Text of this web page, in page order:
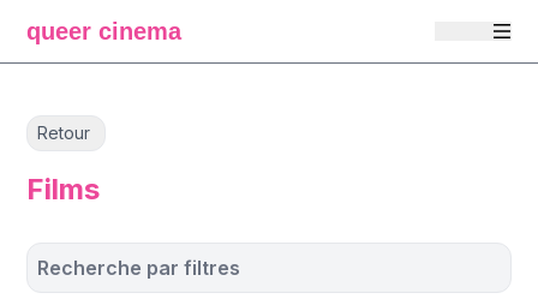
queer cinema
Retour
Films
Recherche par filtres